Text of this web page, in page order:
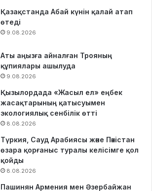
Қазақстанда Абай күнін қалай атап
өтеді
9.08.2026
Аты аңызға айналған Трояның
құпиялары ашылуда
9.08.2026
Қызылордада «Жасыл ел» еңбек
жасақтарының қатысуымен
экологиялық сенбілік өтті
8.08.2026
Түркия, Сауд Арабиясы және Пәкістан
өзара қорғаныс туралы келісімге қол
қойды
8.08.2026
Пашинян Армения мен Әзербайжан